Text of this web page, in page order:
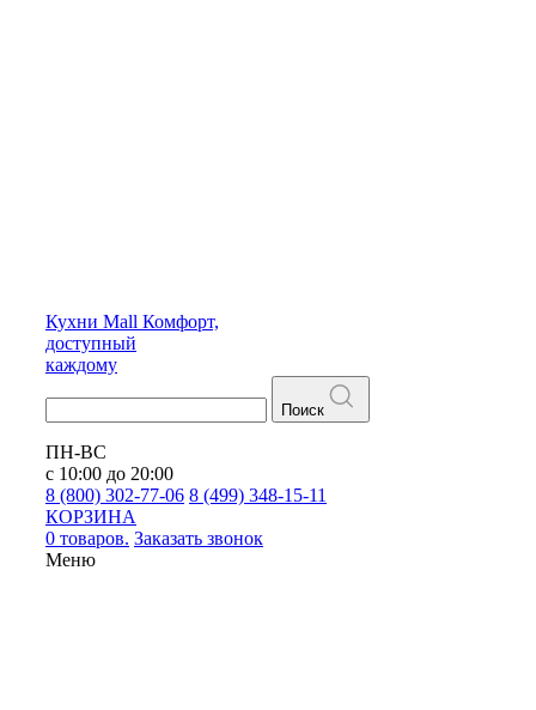
Кухни Mall Комфорт,
доступный
каждому
Поиск
ПН-ВС
с 10:00 до 20:00
8 (800) 302-77-06 8 (499) 348-15-11
КОРЗИНА
0 товаров. Заказать звонок
Меню